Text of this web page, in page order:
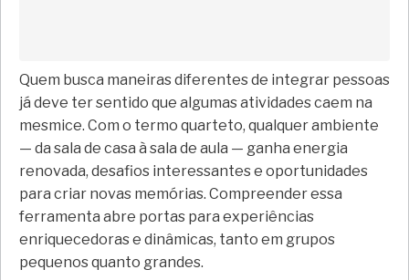
Quem busca maneiras diferentes de integrar pessoas
já deve ter sentido que algumas atividades caem na
mesmice. Com o termo quarteto, qualquer ambiente
— da sala de casa à sala de aula — ganha energia
renovada, desafios interessantes e oportunidades
para criar novas memórias. Compreender essa
ferramenta abre portas para experiências
enriquecedoras e dinâmicas, tanto em grupos
pequenos quanto grandes.